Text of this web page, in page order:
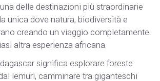
delle destinazioni più straordinarie
unica dove natura, biodiversità e
creando un viaggio completamente
altra esperienza africana.
significa esplorare foreste
lemuri, camminare tra giganteschi